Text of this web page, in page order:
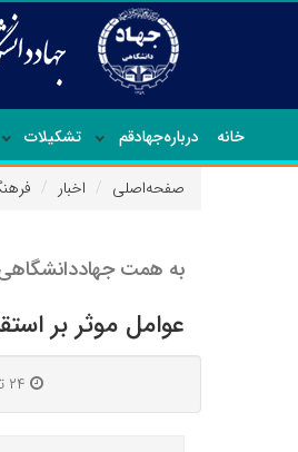
خانه درباره‌جهاد‌قم تشکیلات
صفحه‌اصلی اخبار
به همت
عوامل موثر بر
۲۴ تیر ۱۴۰۴ | ۱۰:۳۳